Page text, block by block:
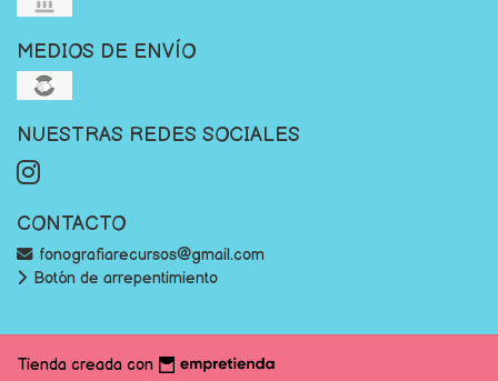
MEDIOS DE ENVÍO
NUESTRAS REDES SOCIALES
CONTACTO
fonografiarecursos@gmail.com
Botón de arrepentimiento
Tienda creada con